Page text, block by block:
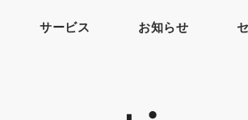
サービス お知らせ